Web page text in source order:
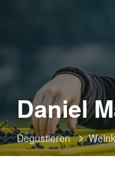
Daniel
Degustieren